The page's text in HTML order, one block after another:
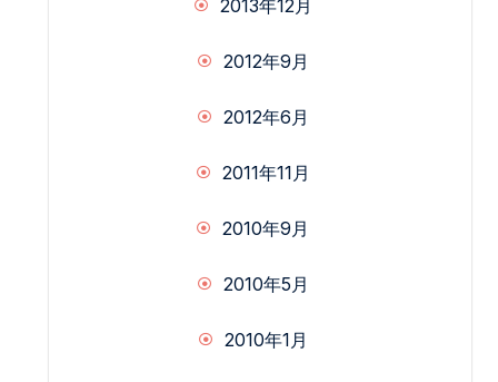
2013年12月
2012年9月
2012年6月
2011年11月
2010年9月
2010年5月
2010年1月